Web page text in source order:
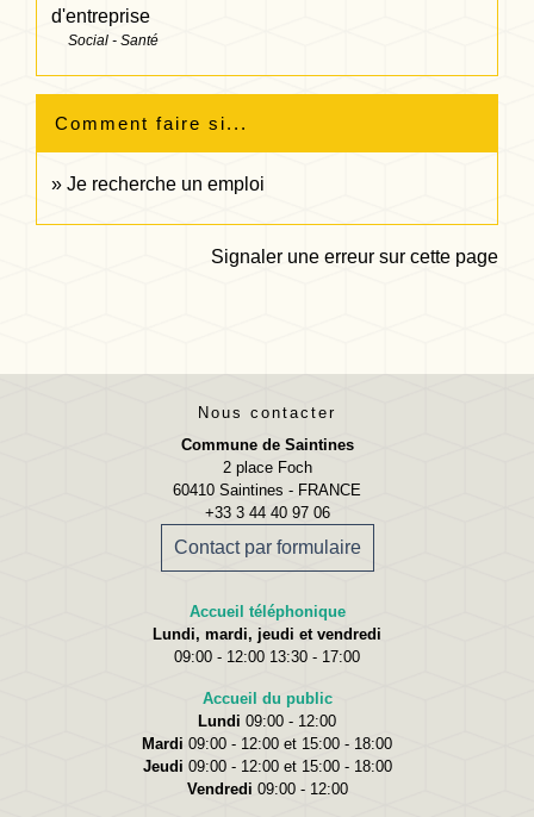
d'entreprise
Social - Santé
Comment faire si...
Je recherche un emploi
Signaler une erreur sur cette page
Nous contacter
Commune de Saintines
2 place Foch
60410 Saintines - FRANCE
+33 3 44 40 97 06
Contact par formulaire
Accueil téléphonique
Lundi, mardi, jeudi et vendredi
09:00 - 12:00 13:30 - 17:00
Accueil du public
Lundi 09:00 - 12:00
Mardi 09:00 - 12:00 et 15:00 - 18:00
Jeudi 09:00 - 12:00 et 15:00 - 18:00
Vendredi 09:00 - 12:00